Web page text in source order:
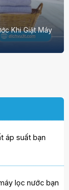
Khi Giặt Máy
áp suất bạn
lọc nước bạn